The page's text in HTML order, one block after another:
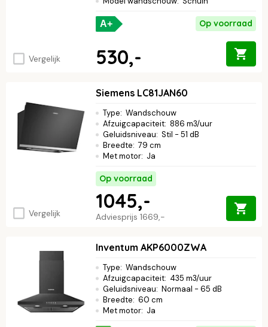
Vergelijk
A+ Op voorraad
530,-
Vergelijk
Siemens LC81JAN60
Type: Wandschouw
Afzuigcapaciteit: 886 m3/uur
Geluidsniveau: Stil - 51 dB
Breedte: 79 cm
Met motor: Ja
Op voorraad
Adviesprijs 1669,-
1045,-
Inventum AKP6000ZWA
Type: Wandschouw
Afzuigcapaciteit: 435 m3/uur
Geluidsniveau: Normaal - 65 dB
Breedte: 60 cm
Met motor: Ja